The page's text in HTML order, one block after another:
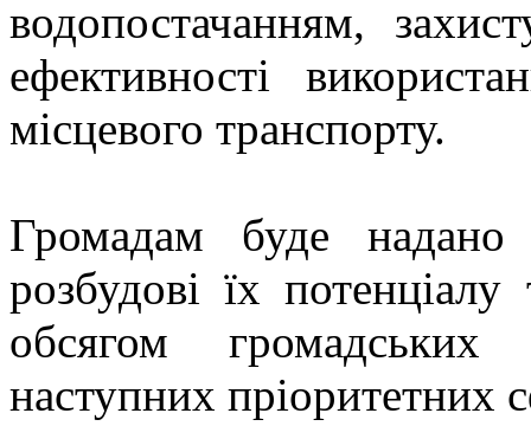
водопостачанням,
ефективності
місцевого транспорту.
Громадам буде надано
розбудові їх
обсягом громадських
наступних пріоритетних